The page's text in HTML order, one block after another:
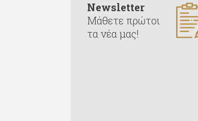
Newsletter
Μάθετε πρώτοι
τα νέα μας!